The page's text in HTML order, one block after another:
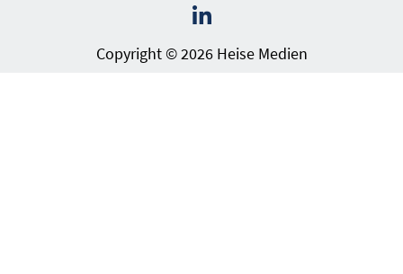
Copyright © 2026 Heise Medien